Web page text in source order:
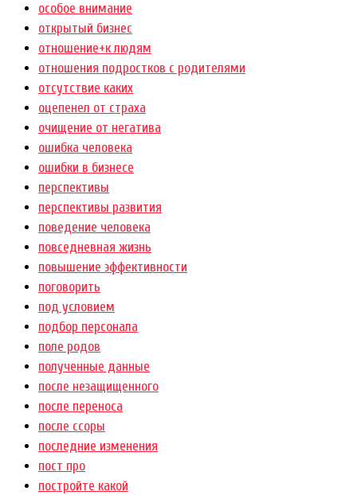
особое внимание
открытый бизнес
отношение+к людям
отношения подростков с родителями
отсутствие каких
оцепенел от страха
очищение от негатива
ошибка человека
ошибки в бизнесе
перспективы
перспективы развития
поведение человека
повседневная жизнь
повышение эффективности
поговорить
под условием
подбор персонала
поле родов
полученные данные
после незащищенного
после переноса
после ссоры
последние изменения
пост про
постройте какой